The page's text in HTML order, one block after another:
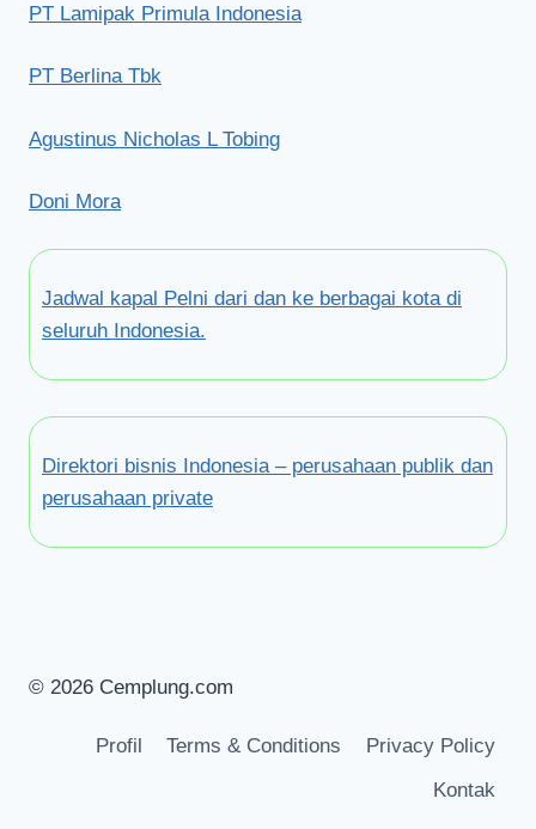
PT Lamipak Primula Indonesia
PT Berlina Tbk
Agustinus Nicholas L Tobing
Doni Mora
Jadwal kapal Pelni dari dan ke berbagai kota di
seluruh Indonesia.
Direktori bisnis Indonesia – perusahaan publik dan
perusahaan private
© 2026 Cemplung.com
Profil Terms & Conditions
Privacy Policy
Kontak